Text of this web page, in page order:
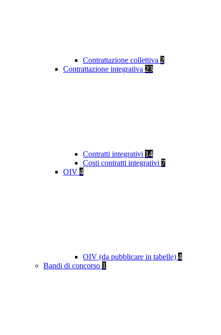
Contrattazione collettiva 2
Contrattazione integrativa 23
Contratti integrativi 14
Costi contratti integrativi 7
OIV 4
OIV (da pubblicare in tabelle) 4
Bandi di concorso 1